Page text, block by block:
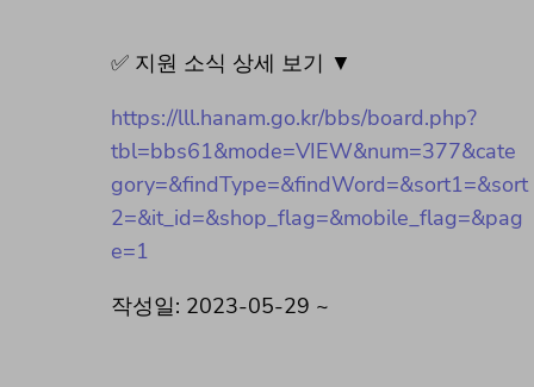
✅ 지원 소식 상세 보기 ▼
https://lll.hanam.go.kr/bbs/board.php?
tbl=bbs61&mode=VIEW&num=377&cate
gory=&findType=&findWord=&sort1=&sort
2=&it_id=&shop_flag=&mobile_flag=&pag
e=1
작성일: 2023-05-29 ~